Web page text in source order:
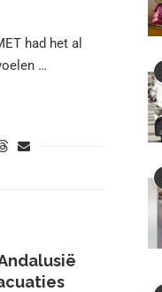
had het al
…